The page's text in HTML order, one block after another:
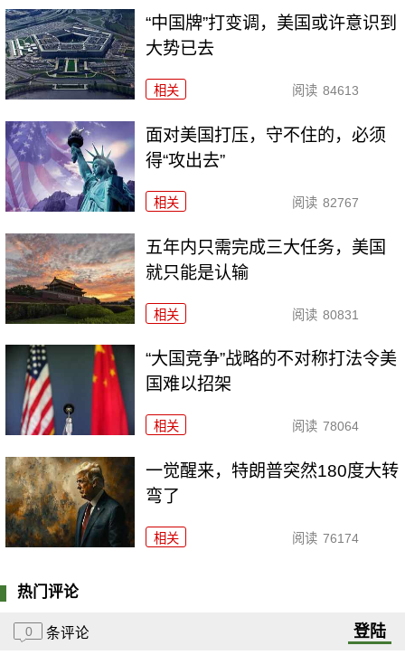
“中国牌”打变调，美国或许意识到
大势已去
相关 阅读 84613
面对美国打压，守不住的，必须
得“攻出去”
相关 阅读 82767
五年内只需完成三大任务，美国
就只能是认输
相关 阅读 80831
“大国竞争”战略的不对称打法令美
国难以招架
相关 阅读 78064
一觉醒来，特朗普突然180度大转
弯了
相关 阅读 76174
热门评论
0 条评论 登陆